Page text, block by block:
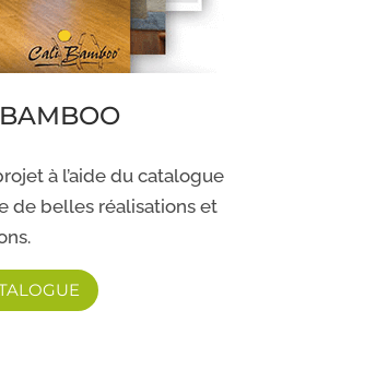
à l’aide du catalogue
de belles réalisations et